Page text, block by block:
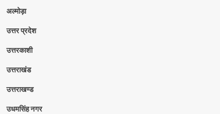
अल्मोड़ा
उत्तर प्रदेश
उत्तरकाशी
उत्तराखंड
उत्तराखण्ड
उधमसिंह नगर